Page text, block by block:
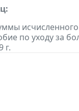
по уходу за
г.